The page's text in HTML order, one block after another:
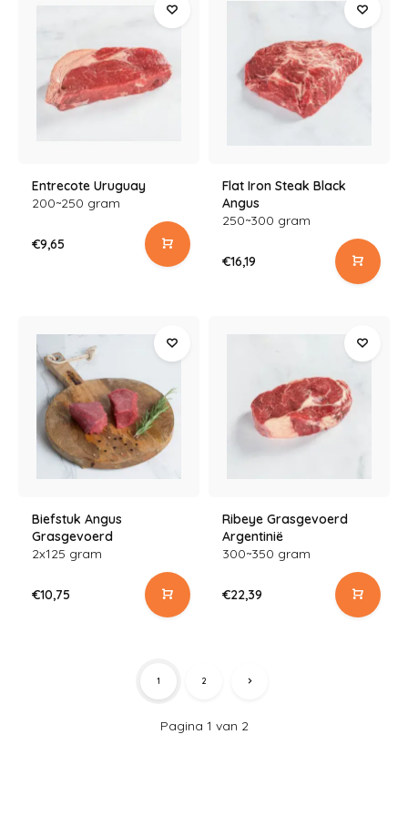
Entrecote Uruguay
200~250 gram
€9,65
Flat Iron Steak Black
Angus
250~300 gram
€16,19
Biefstuk Angus
Grasgevoerd
2x125 gram
€10,75
Ribeye Grasgevoerd
Argentinië
300~350 gram
€22,39
Pagina 1 van 2
1 2